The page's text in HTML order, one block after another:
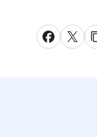
새창 열림
새창